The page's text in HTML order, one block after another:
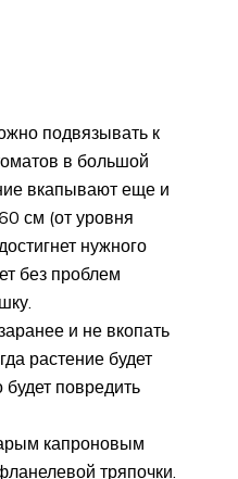
подвязывать к
в большой
вкапывают еще и
см (от уровня
нужного
без проблем
и не вкопать
растение будет
повредить
капроновым
тряпочки.